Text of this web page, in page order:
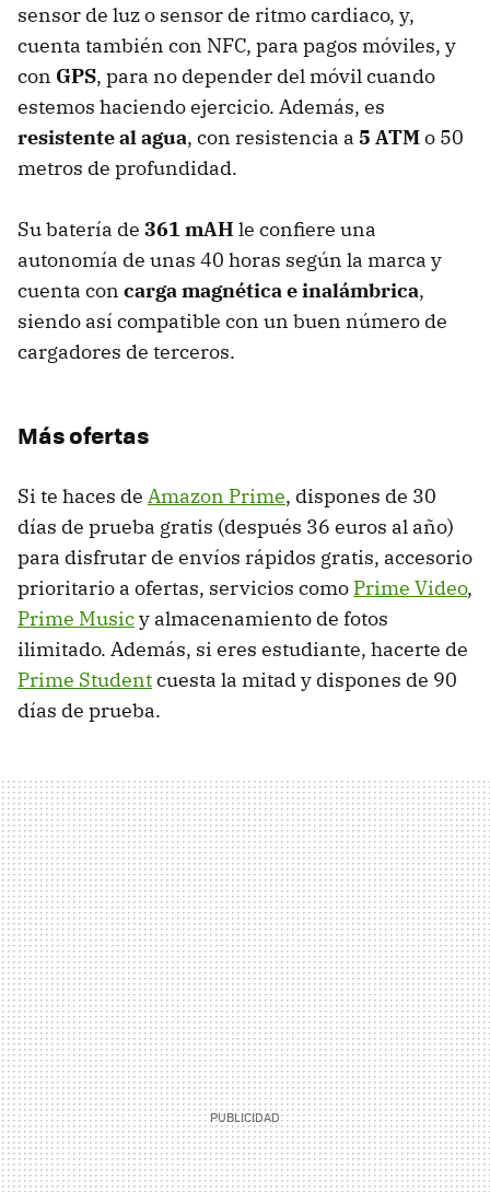
sensor de luz o sensor de ritmo cardiaco, y,
cuenta también con NFC, para pagos móviles, y
con GPS, para no depender del móvil cuando
estemos haciendo ejercicio. Además, es
resistente al agua, con resistencia a 5 ATMo 50
metros de profundidad.
Su batería de 361 mAH le confiere una
autonomía de unas 40 horas según la marca y
cuenta con carga magnética e inalámbrica,
siendo así compatible con un buen número de
cargadores de terceros.
Más ofertas
Si te haces de Amazon Prime, dispones de 30
días de prueba gratis (después 36 euros al año)
para disfrutar de envíos rápidos gratis, accesorio
prioritario a ofertas, servicios como Prime Video,
Prime Musicy almacenamiento de fotos
ilimitado. Además, si eres estudiante, hacerte de
Prime Studentcuesta la mitad y dispones de 90
días de prueba.